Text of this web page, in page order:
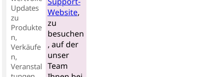
Updates
zu
Produkte
n,
Verkäufe
n,
Veranstal
Website,
zu
besuchen
, auf der
unser
Team